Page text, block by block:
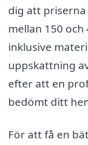
dig att
mellan 150 och
inklusive
uppskattning
efter att en
bedömt ditt
För att få en